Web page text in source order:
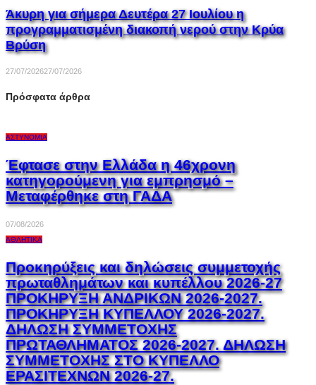
Άκυρη για σήμερα Δευτέρα 27 Ιουλίου η
προγραμματισμένη διακοπή νερού στην Κρύα
Βρύση
27/07/202627/07/2026
Πρόσφατα άρθρα
ΑΣΤΥΝΟΜΊΑ
Έφτασε στην Ελλάδα η 46χρονη
κατηγορούμενη για εμπρησμό –
Μεταφέρθηκε στη ΓΑΔΑ
07/08/2026
ΑΘΛΗΤΙΚΆ
Προκηρύξεις και δηλώσεις συμμετοχής
πρωταθλημάτων και κυπέλλου 2026-27
ΠΡΟΚΗΡΥΞΗ ΑΝΔΡΙΚΩΝ 2026-2027.
ΠΡΟΚΗΡΥΞΗ ΚΥΠΕΛΛΟΥ 2026-2027.
ΔΗΛΩΣΗ ΣΥΜΜΕΤΟΧΗΣ
ΠΡΩΤΑΘΛΗΜΑΤΟΣ 2026-2027. ΔΗΛΩΣΗ
ΣΥΜΜΕΤΟΧΗΣ ΣΤΟ ΚΥΠΕΛΛΟ
ΕΡΑΣΙΤΕΧΝΩΝ 2026-27.